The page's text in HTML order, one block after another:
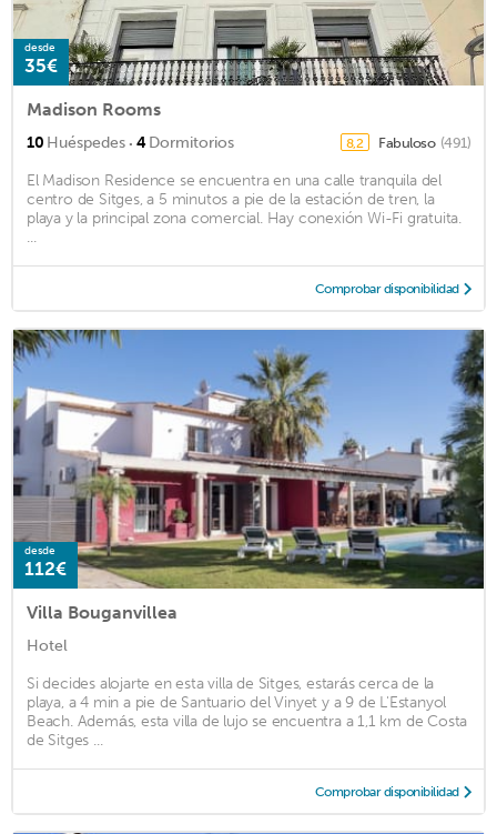
desde
35€
Madison Rooms
10 Huéspedes · 4Dormitorios 8,2 Fabuloso (491)
El Madison Residence se encuentra en una calle tranquila del
centro de Sitges, a 5 minutos a pie de la estación de tren, la
playa y la principal zona comercial. Hay conexión Wi-Fi gratuita.
...
Comprobar disponibilidad
desde
112€
Villa Bouganvillea
Hotel
Si decides alojarte en esta villa de Sitges, estarás cerca de la
playa, a 4 min a pie de Santuario del Vinyet y a 9 de L'Estanyol
Beach. Además, esta villa de lujo se encuentra a 1,1 km de Costa
de Sitges ...
Comprobar disponibilidad